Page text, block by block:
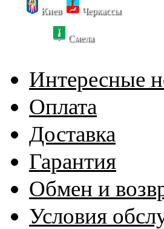
Киев Черкассы
Смела
Интересные
Оплата
Доставка
Гарантия
Обмен и
Условия